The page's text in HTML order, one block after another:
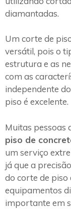
diamantadas.
Um corte de
versátil, pois o
estrutura e as
com as
independente
piso é excelente.
Muitas pessoas
piso de
um serviço
já que a
do corte de piso
equipamentos
importante em